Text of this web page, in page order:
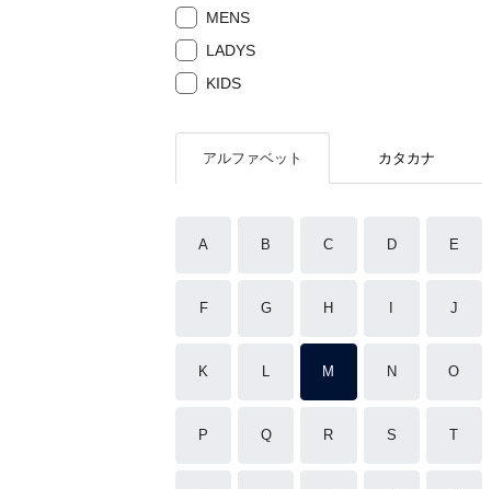
MENS
LADYS
KIDS
アルファベット カタカナ
A B C D E
F G H J
K L M N O
P Q R S T